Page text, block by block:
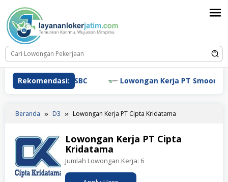
konten
Rekomendasi:
Kerja HSBC Lowongan Kerja PT Smoore
Beranda D3 Lowongan Kerja PT Cipta Kridatama
Lowongan Kerja PT Cipta
Kridatama
Jumlah Lowongan Kerja: 6